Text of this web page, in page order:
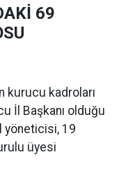
69
kurucu kadroları
İl Başkanı olduğu
yöneticisi, 19
üyesi